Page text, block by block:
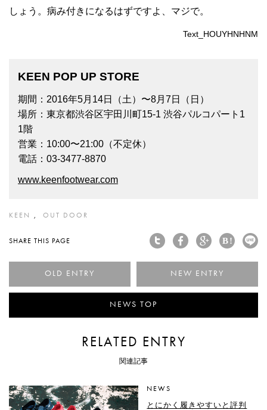
しょう。病み付きになるはずですよ、マジで。
Text_HOUYHNHNM
KEEN POP UP STORE
期間：2016年5月14日（土）〜8月7日（日）
場所：東京都渋谷区宇田川町15-1 渋谷パルコパート1
1階
営業：10:00〜21:00（不定休）
電話：03-3477-8870
www.keenfootwear.com
KEEN OUT DOOR
SHARE THIS PAGE
NEWS TOP
RELATED ENTRY
関連記事
NEWS
とにかく履きやすいと評判